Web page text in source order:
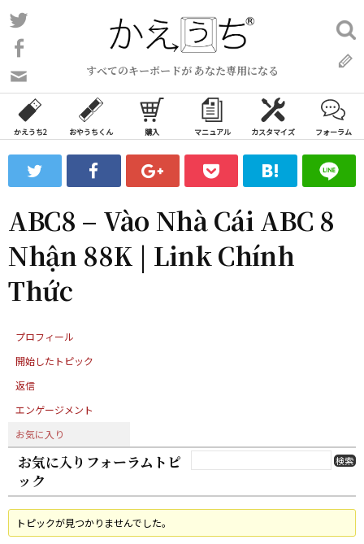
コ
ン
ン
ツ
ス
ッ
すべてのキーボードが あなた専用になる
い
合
わ
フ
ォ
ム
検
索:
かえうち2 おやうちくん 購入 マニュアル カスタマイズ フォーラム
ABC8 – Vào Nhà Cái ABC 8
Nhận 88K | Link Chính
Thức
プロフィール
開始したトピック
返信
エンゲージメント
お気に入り
お気に入りフォーラムトピ
ック
トピックが見つかりませんでした。